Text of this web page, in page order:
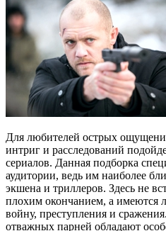
Для любителей острых
интриг и расследований
сериалов. Данная подборка
аудитории, ведь им наиболее
экшена и триллеров. Здесь не
плохим окончанием, а
войну, преступления и
отважных парней обладают